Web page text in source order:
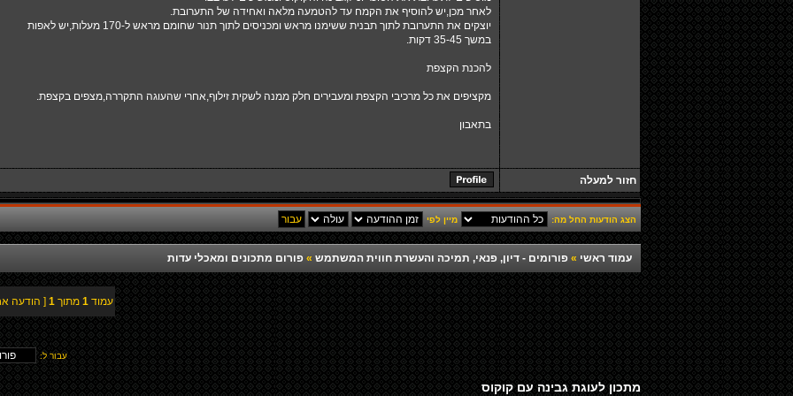
לאחר מכן,יש להוסיף את הקמח עד להטמעה מלאה ואחידה של התערובת.
יוצקים את התערובת לתוך תבנית ששימנו מראש ומכניסים לתוך תנור שחומם מראש ל-170 מעלות,יש לאפות
במשך 35-45 דקות.
להכנת הקצפת
מקציפים את כל מרכיבי הקצפת ומעבירים חלק ממנה לשקית זילוף,אחרי שהעוגה התקררה,מצפים בקצפת.
בתאבון
חזור למעלה
הצג הודעות החל מה: מיין לפי
עמוד ראשי » פורומים - דיון, פנאי, תמיכה והעשרת חווית המשתמש » פורום מתכונים ומאכלי עדות
עמוד 1 מתוך 1 [ הודעה
עבור ל:
מתכון לעוגת גבינה עם קוקוס